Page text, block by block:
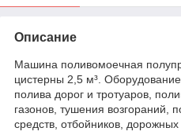
Описание
Машина поливомоечная
цистерны 2,5 м³.
полива дорог и тротуаров,
газонов, тушения возгораний,
средств, отбойников, дорожных